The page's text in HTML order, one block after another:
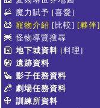
魔力賦予 [喜愛]
寵物介紹 [比較] [夥伴]
怪物導覽搜尋
地下城資料 [料理]
遺跡資料
影子任務資料
劇場任務資料
訓練所資料